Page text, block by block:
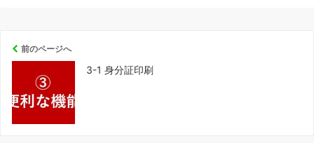
前のページへ
3-1 身分証印刷